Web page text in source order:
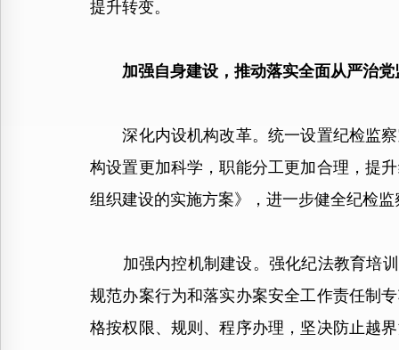
提升转变。
加强自身建设，推动落实全面从严治
深化内设机构改革。统一设置纪检监察
构设置更加科学，职能分工更加合理，提
组织建设的实施方案》，进一步健全纪检
加强内控机制建设。强化纪法教育培训
规范办案行为和落实办案安全工作责任制
格按权限、规则、程序办理，坚决防止越